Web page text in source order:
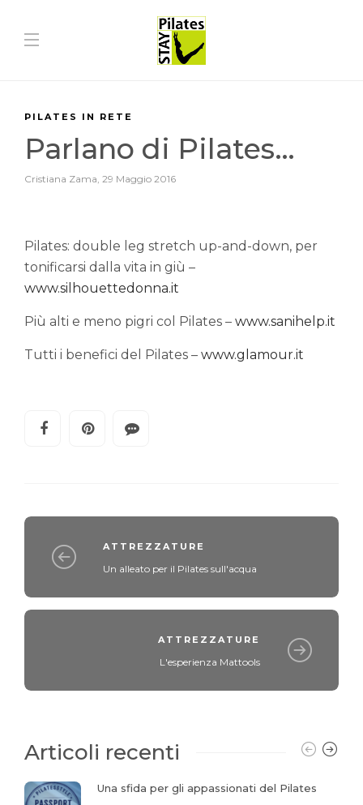
PILATES IN RETE
Parlano di Pilates…
Cristiana Zama, 29 Maggio 2016
Pilates: double leg stretch up-and-down, per
tonificarsi dalla vita in giù –
www.silhouettedonna.it
Più alti e meno pigri col Pilates – www.sanihelp.it
Tutti i benefici del Pilates – www.glamour.it
ATTREZZATURE
Un alleato per il Pilates sull'acqua
ATTREZZATURE
L'esperienza Mattools
Articoli recenti
Una sfida per gli appassionati del Pilates